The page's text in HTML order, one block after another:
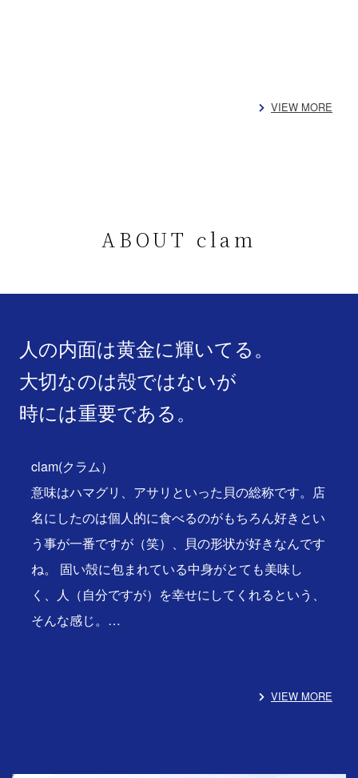
VIEW MORE
ABOUT clam
人の内面は黄金に輝いてる。
大切なのは殻ではないが
時には重要である。
clam(クラム）
意味はハマグリ、アサリといった貝の総称です。店
名にしたのは個人的に食べるのがもちろん好きとい
う事が一番ですが（笑）、貝の形状が好きなんです
ね。 固い殻に包まれている中身がとても美味し
く、人（自分ですが）を幸せにしてくれるという、
そんな感じ。…
VIEW MORE